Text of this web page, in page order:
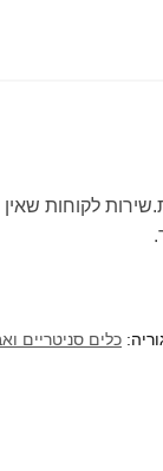
לקוחות שאין
כלים סניטריים